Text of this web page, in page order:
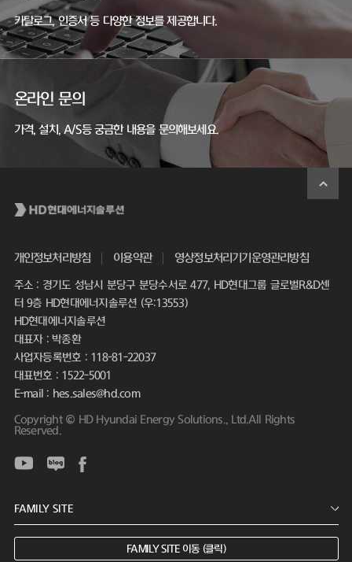
카탈로그, 인증서 등 다양한 정보를 제공합니다.
온라인 문의
가격, 설치, A/S등 궁금한 내용을 문의해보세요.
개인정보처리방침 이용약관 영상정보처리기기운영관리방침
주소 : 경기도 성남시 분당구 분당수서로 477, HD현대그룹 글로벌R&D센
터 9층 HD현대에너지솔루션 (우:13553)
HD현대에너지솔루션
대표자 : 박종환
사업자등록번호 : 118-81-22037
대표번호 : 1522-5001
E-mail : hes.sales@hd.com
Copyright © HD Hyundai Energy Solutions., Ltd.All Rights
Reserved.
FAMILY SITE 이동 (클릭)